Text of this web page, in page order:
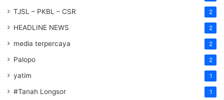
TJSL – PKBL – CSR 2
HEADLINE NEWS 2
media terpercaya 2
Palopo 2
yatim 1
#Tanah Longsor 1